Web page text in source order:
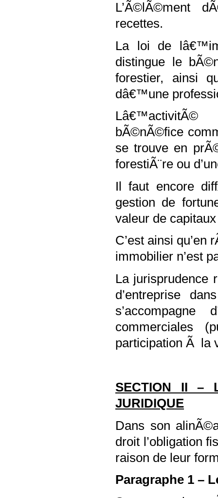
L’Ã©lÃ©ment
recettes.
La loi de
distingue le
forestier, ainsi
dâ€™une
Lâ€™activitÃ©
bÃ©nÃ©fice
se trouve en
forestiÃ¨re ou
Il faut encore
gestion de
valeur de
C’est ainsi qu’en
immobilier n’est
La jurisprudence
d’entreprise
commerciales
participation Ã la
SECTION II –
JURIDIQUE
Dans son
droit l’obligation
raison de leur
Paragraphe 1 –